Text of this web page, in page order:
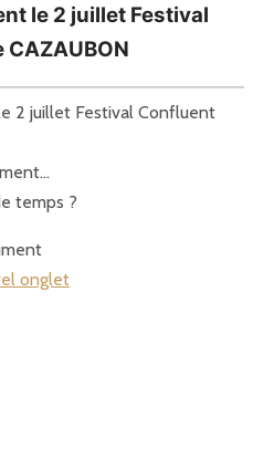
le 2 juillet Festival
CAZAUBON
temps ?
onglet